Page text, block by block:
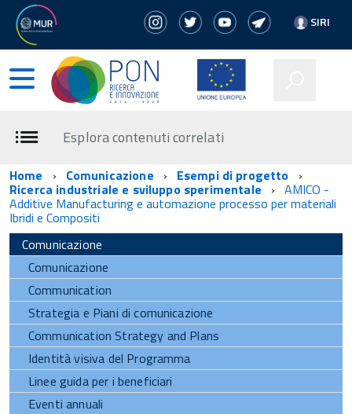
SIRI
Esplora contenuti correlati
Home Comunicazione Esempi di progetto
Ricerca industriale e sviluppo sperimentale AMICO -
Additive Manufacturing e automazione processo per materiali
Ibridi e Compositi
Comunicazione
Comunicazione
Communication
Strategia e Piani di comunicazione
Communication Strategy and Plans
Identità visiva del Programma
Linee guida per i beneficiari
Eventi annuali